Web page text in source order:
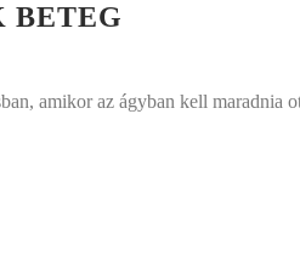
BETEG
amikor az ágyban kell maradnia